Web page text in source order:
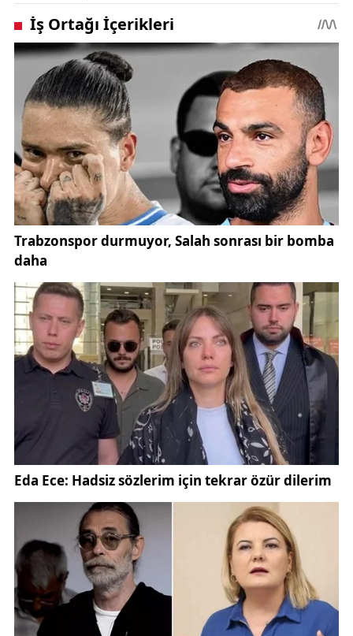
verildi. Törene sanatçının ailesi, yakın dostları ve
sanat camiasından çok sayıda ünlü isim katıldı.
Tören boyunca gözyaşları sel olurken, sanatçının
kızıTuyan Ülkemtabut başında fenalaşarak bayıldı.
OğluTuğberk Yavuz
ise ayakta durmakta zorlandı.
Güllü’nün 2002 yılında boşandığı eski eşiGürol
Gülterde cenazeye katıldı.
Anne acısına dayanamayan Tuyan, babasına
sarılarak“Annem gitti baba”sözleriyle gözyaşlarına
boğuldu. Bu an, cenazeye katılan herkesi derinden
etkiledi.
Gerçek adıGülseren Gültekin olan sanatçı Güllü,
arabesk müziğe damga vuran kadın seslerden
biriydi. Çıkardığı albümler ve sahne
performanslarıyla tanınan sanatçı, müzik kariyerine
genç yaşlarda adım attı.
Özellikle “Oyuncak Gibi” ve “Benden Bu Kadar” gibi
şarkılarıyla hafızalara kazınan sanatçı, güçlü sesi ve
sahne duruşuyla arabesk müziğin unutulmaz
Cenaze törenine katılan hayranları, sanatçının
tabutunun başında dualar ederek gözyaşı döktü.
Sevenleri, Güllü’yü“sesiyle olduğu kadar
insanlığıyla da değerli bir sanatçı” olarak andı.